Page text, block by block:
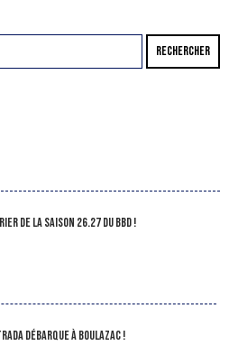
RECHERCHER
DE LA SAISON 26.27 DU BBD !
débarque à Boulazac !